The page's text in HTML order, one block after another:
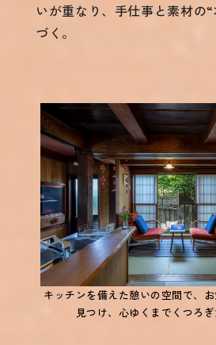
いが重なり、手仕事と素材の
づく。
キッチンを備えた憩いの空間で、
見つけ、心ゆくまでくつろぎ